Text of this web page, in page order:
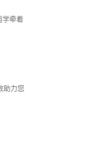
学牵着
助力您